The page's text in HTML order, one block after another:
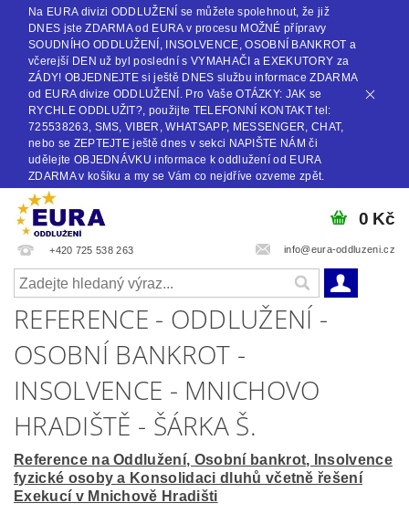
Na EURA divizi ODDLUŽENÍ se můžete spolehnout, že již
DNES jste ZDARMA od EURA v procesu MOŽNÉ přípravy
SOUDNÍHO ODDLUŽENÍ, INSOLVENCE, OSOBNÍ BANKROT a
včerejší DEN už byl poslední s VYMAHAČI a EXEKUTORY za
ZÁDY! OBJEDNEJTE si ještě DNES službu informace ZDARMA
od EURA divize ODDLUŽENÍ. Pro Vaše OTÁZKY: JAK se
RYCHLE ODDLUŽIT?, použijte TELEFONNÍ KONTAKT tel:
725538263, SMS, VIBER, WHATSAPP, MESSENGER, CHAT,
nebo se ZEPTEJTE ještě dnes v sekci NAPIŠTE NÁM či
udělejte OBJEDNÁVKU informace k oddlužení od EURA
ZDARMA v košíku a my se Vám co nejdříve ozveme zpět.
+420 725 538 263 info@eura-oddluzeni.cz
0 Kč
REFERENCE - ODDLUŽENÍ -
OSOBNÍ BANKROT -
INSOLVENCE - MNICHOVO
HRADIŠTĚ - ŠÁRKA Š.
Reference na Oddlužení, Osobní bankrot, Insolvence
fyzické osoby a Konsolidaci dluhů včetně řešení
Exekucí v Mnichově Hradišti